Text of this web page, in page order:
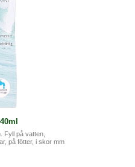
Fyll på vatten,
på fötter, i skor mm